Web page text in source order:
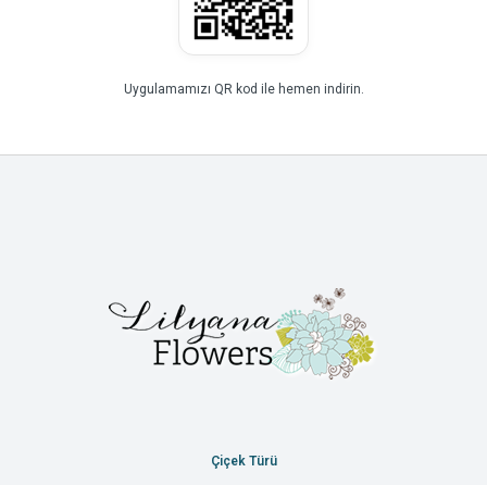
Uygulamamızı QR kod ile hemen indirin.
Çiçek Türü